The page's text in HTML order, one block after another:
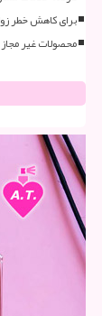
برای کاهش خطر
محصولات غیر